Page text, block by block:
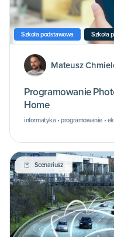
Szkoła podstawowa Szkoła
Mateusz
Programowanie
Home
informatyka • programowanie •
Scenariusz